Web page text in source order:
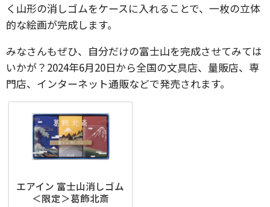
く山形の消しゴムをケースに入れることで、一枚の立体
的な絵画が完成します。
みなさんもぜひ、自分だけの富士山を完成させてみては
いかが？2024年6月20日から全国の文具店、量販店、専
門店、インターネット通販などで発売されます。
エアイン 富士山消しゴム
＜限定＞葛飾北斎